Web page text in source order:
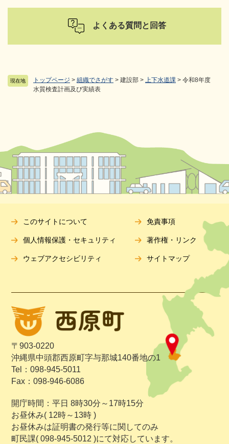
現在地 トップページ > 組織でさがす > 建設部 > 上下水道課 > 令和8年度
水質検査計画及び実績表
よくある質問と回答
〒903-0220
沖縄県中頭郡西原町字与那城140番地の1
Tel：098-945-5011
Fax：098-946-6086
開庁時間：平日 8時30分～17時15分
お昼休み( 12時～13時 )
お昼休みは証明書の発行等に関してのみ
町民課( 098-945-5012 )にて対応しています。
このサイトについて 免責事項
個人情報保護・セキュリティ 著作権・リンク
ウェブアクセシビリティ サイトマップ